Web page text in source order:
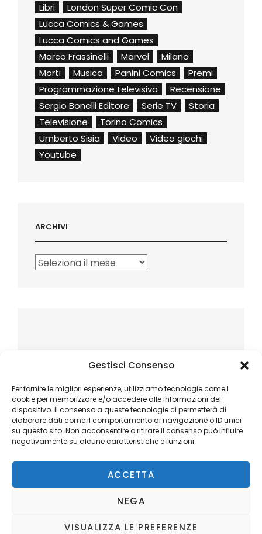
Gestisci Consenso
Per fornire le migliori esperienze, utilizziamo tecnologie come i
cookie per memorizzare e/o accedere alle informazioni del
dispositivo. Il consenso a queste tecnologie ci permetterà di
elaborare dati come il comportamento di navigazione o ID unici
su questo sito. Non acconsentire o ritirare il consenso può influire
negativamente su alcune caratteristiche e funzioni.
ACCETTA
NEGA
VISUALIZZA LE PREFERENZE
Libri
London Super Comic Con
Lucca Comics & Games
Lucca Comics and Games
Marco Frassinelli
Marvel
Milano
Morti
Musica Panini Comics
Premi
Programmazione televisiva
Recensione
Sergio Bonelli Editore
Serie TV
Storia
Televisione
Torino Comics
Umberto Sisia
Video
Video giochi
Youtube
ARCHIVI
Archivi
Copyright © 2026Ilblogger.it. All Rights Reserved.